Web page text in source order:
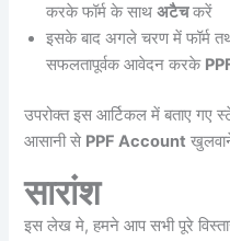
करके फॉर्म के साथअटैचकरें
इसके बाद अगले चरण में फॉर्म
सफलतापूर्वक आवेदन करके
उपरोक्त इस आर्टिकल में बताए गए
आसानी से PPF Account
सारांश
इस लेख मे, हमने आप सभी पूरे